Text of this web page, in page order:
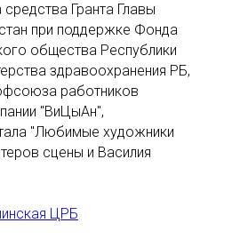
Гранта Главы
при поддержке Фонда
общества Республики
здравоохранения РБ,
работников
"ВиЦыАн",
"Любимые художники
сцены и Василия
ЦРБ